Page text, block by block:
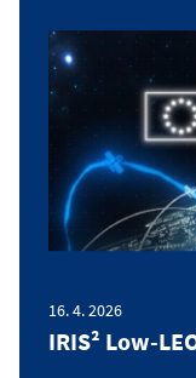
16. 4. 2026
IRIS² Low-